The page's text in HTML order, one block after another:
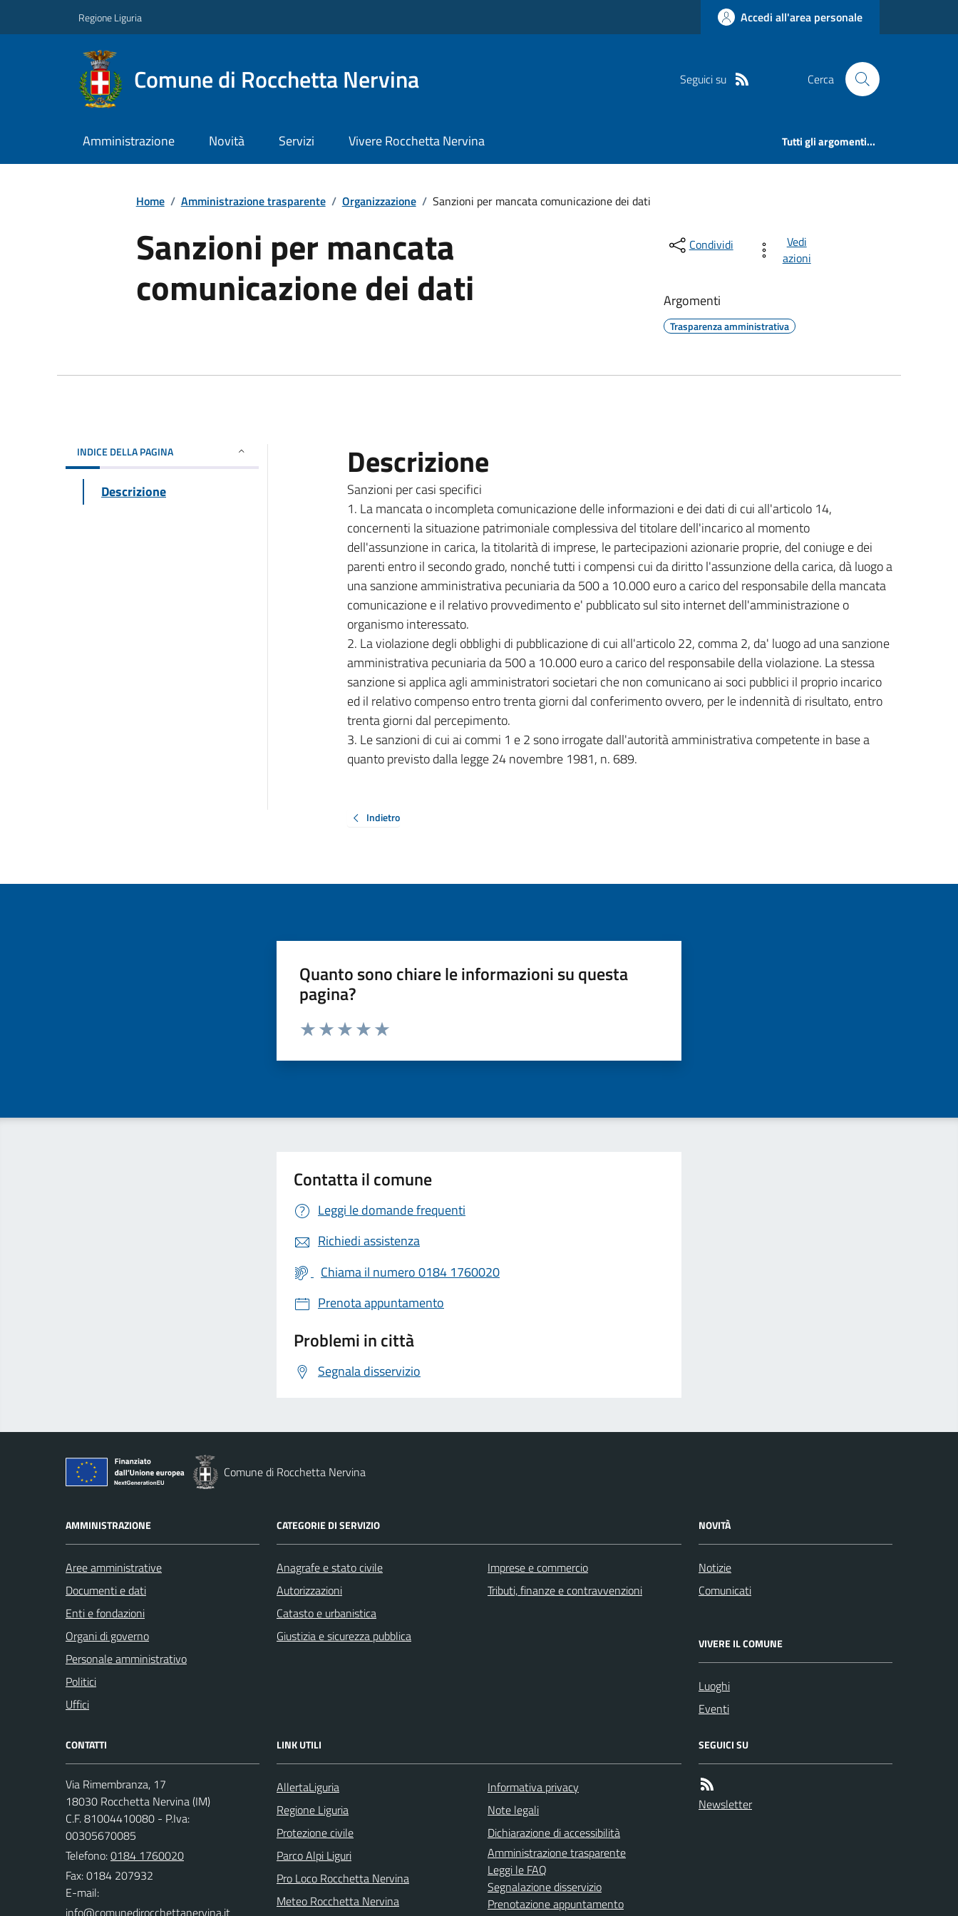
Regione Liguria Accedi all'area personale
Comune di Rocchetta Nervina Seguici su Cerca
Amministrazione Novità Servizi Vivere Rocchetta Nervina Tutti gli argomenti...
Home / Amministrazione trasparente / Organizzazione / Sanzioni per mancata comunicazione dei dati
Sanzioni per mancata
comunicazione dei dati
Condividi
Vedi
azioni
Argomenti
Trasparenza amministrativa
INDICE DELLA PAGINA
Descrizione
Descrizione
Sanzioni per casi specifici
1. La mancata o incompleta comunicazione delle informazioni e dei dati di cui all'articolo 14,
concernenti la situazione patrimoniale complessiva del titolare dell'incarico al momento
dell'assunzione in carica, la titolarità di imprese, le partecipazioni azionarie proprie, del coniuge e dei
parenti entro il secondo grado, nonché tutti i compensi cui da diritto l'assunzione della carica, dà luogo a
una sanzione amministrativa pecuniaria da 500 a 10.000 euro a carico del responsabile della mancata
comunicazione e il relativo provvedimento e' pubblicato sul sito internet dell'amministrazione o
organismo interessato.
2. La violazione degli obblighi di pubblicazione di cui all'articolo 22, comma 2, da' luogo ad una sanzione
amministrativa pecuniaria da 500 a 10.000 euro a carico del responsabile della violazione. La stessa
sanzione si applica agli amministratori societari che non comunicano ai soci pubblici il proprio incarico
ed il relativo compenso entro trenta giorni dal conferimento ovvero, per le indennità di risultato, entro
trenta giorni dal percepimento.
3. Le sanzioni di cui ai commi 1 e 2 sono irrogate dall'autorità amministrativa competente in base a
quanto previsto dalla legge 24 novembre 1981, n. 689.
Indietro
Quanto sono chiare le informazioni su questa
pagina?
Valuta da 1 a 5 stelle la pagina
Contatta il comune
Leggi le domande frequenti
Richiedi assistenza
Chiama il numero 0184 1760020
Prenota appuntamento
Problemi in città
Segnala disservizio
Comune di Rocchetta Nervina
AMMINISTRAZIONE
Aree amministrative
Documenti e dati
Enti e fondazioni
Organi di governo
Personale amministrativo
Politici
Uffici
CATEGORIE DI SERVIZIO
Anagrafe e stato civile
Autorizzazioni
Catasto e urbanistica
Giustizia e sicurezza pubblica
Imprese e commercio
Tributi, finanze e contravvenzioni
NOVITÀ
Notizie
Comunicati
VIVERE IL COMUNE
Luoghi
Eventi
CONTATTI
Via Rimembranza, 17
18030 Rocchetta Nervina (IM)
C.F. 81004410080 - P.Iva:
00305670085
Telefono:0184 1760020
Fax: 0184 207932
E-mail:
LINK UTILI
AllertaLiguria
Regione Liguria
Protezione civile
Parco Alpi Liguri
Pro Loco Rocchetta Nervina
Meteo Rocchetta Nervina
Informativa privacy
Note legali
Dichiarazione di accessibilità
Amministrazione trasparente
Leggi le FAQ
Segnalazione disservizio
Prenotazione appuntamento
SEGUICI SU
Newsletter